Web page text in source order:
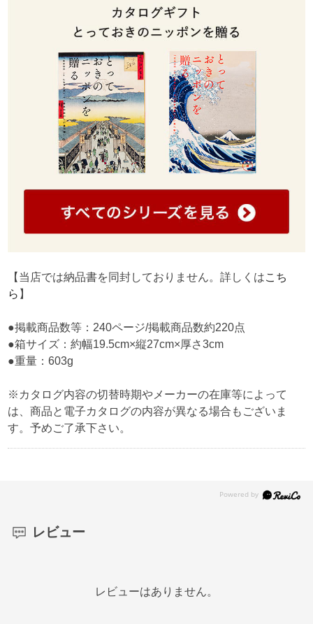
【当店では納品書を同封しておりません。詳しくはこち
ら 】
●掲載商品数等：240ページ/掲載商品数約220点
●箱サイズ：約幅19.5cm×縦27cm×厚さ3cm
●重量：603g
※カタログ内容の切替時期やメーカーの在庫等によって
は、商品と電子カタログの内容が異なる場合もございま
す。予めご了承下さい。
レビュー
レビューはありません。